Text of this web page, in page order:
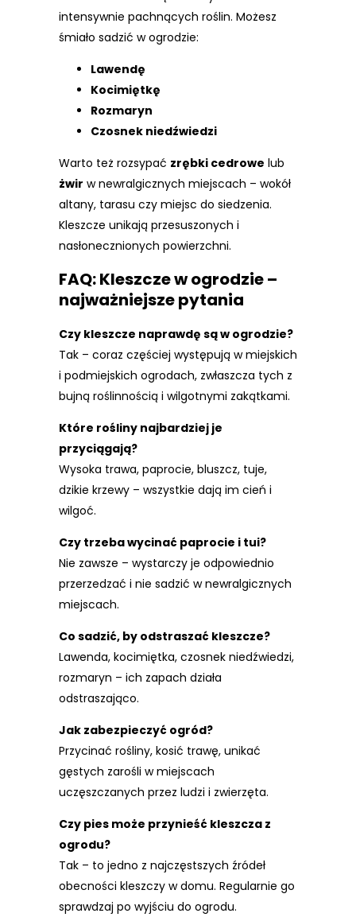
intensywnie pachnących roślin. Możesz
śmiało sadzić w ogrodzie:
Lawendę
Kocimiętkę
Rozmaryn
Czosnek niedźwiedzi
Warto też rozsypać zrębki cedrowe lub
żwir w newralgicznych miejscach – wokół
altany, tarasu czy miejsc do siedzenia.
Kleszcze unikają przesuszonych i
nasłonecznionych powierzchni.
FAQ: Kleszcze w ogrodzie –
najważniejsze pytania
Czy kleszcze naprawdę są w ogrodzie?
Tak – coraz częściej występują w miejskich
i podmiejskich ogrodach, zwłaszcza tych z
bujną roślinnością i wilgotnymi zakątkami.
Które rośliny najbardziej je
przyciągają?
Wysoka trawa, paprocie, bluszcz, tuje,
dzikie krzewy – wszystkie dają im cień i
wilgoć.
Czy trzeba wycinać paprocie i tui?
Nie zawsze – wystarczy je odpowiednio
przerzedzać i nie sadzić w newralgicznych
miejscach.
Co sadzić, by odstraszać kleszcze?
Lawenda, kocimiętka, czosnek niedźwiedzi,
rozmaryn – ich zapach działa
odstraszająco.
Jak zabezpieczyć ogród?
Przycinać rośliny, kosić trawę, unikać
gęstych zarośli w miejscach
uczęszczanych przez ludzi i zwierzęta.
Czy pies może przynieść kleszcza z
ogrodu?
Tak – to jedno z najczęstszych źródeł
obecności kleszczy w domu. Regularnie go
sprawdzaj po wyjściu do ogrodu.